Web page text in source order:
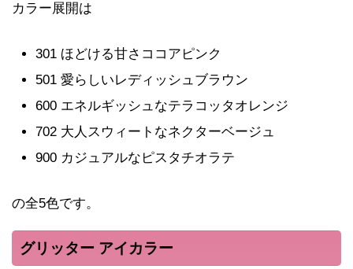
カラー展開は
301 ほどける甘さココアピンク
501 愛らしいレディッシュブラウン
600 エネルギッシュなテラコッタオレンジ
702 大人スウィートなネクターベージュ
900 カジュアルなピスタチオラテ
の全5色です。
グリッター アイカラー